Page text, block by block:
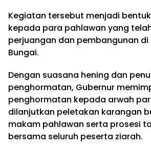
Kegiatan tersebut menjadi
kepada para pahlawan yang
perjuangan dan pembangunan di
Bungai.
Dengan suasana hening dan
penghormatan, Gubernur
penghormatan kepada arwah
dilanjutkan peletakan karangan
makam pahlawan serta prosesi
bersama seluruh peserta ziarah.